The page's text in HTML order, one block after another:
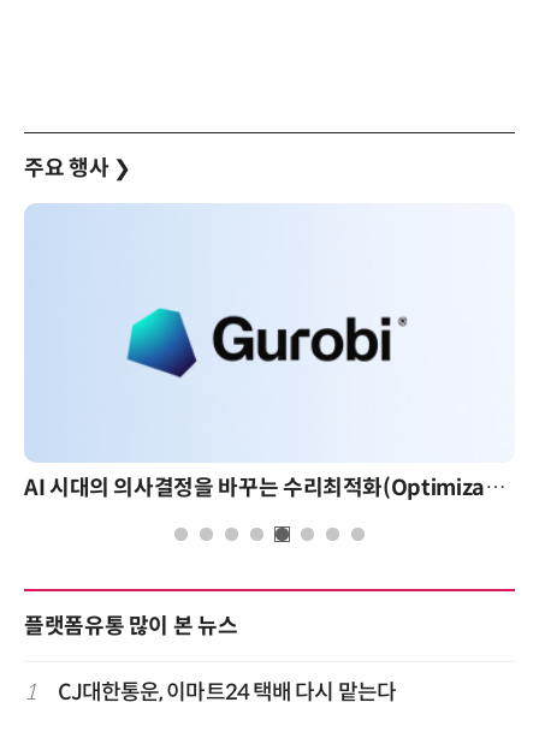
주요 행사 ❯
AI 시대의 의사결정을 바꾸는 수리최적화(Optimization): 실제 산업 적용 사례와 활용 전략
플랫폼유통 많이 본 뉴스
1 CJ대한통운, 이마트24 택배 다시 맡는다